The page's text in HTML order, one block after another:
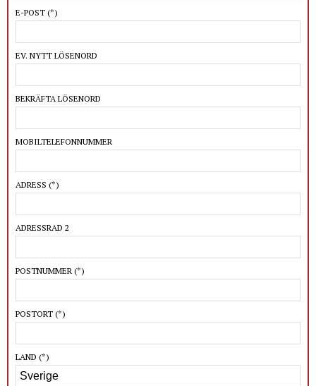
E-POST (*)
EV. NYTT LÖSENORD
BEKRÄFTA LÖSENORD
MOBILTELEFONNUMMER
ADRESS (*)
ADRESSRAD 2
POSTNUMMER (*)
POSTORT (*)
LAND (*)